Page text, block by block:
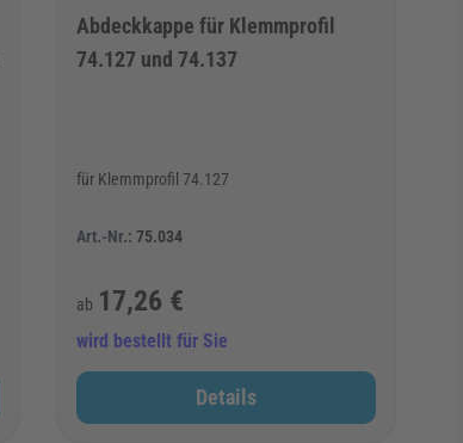
Abdeckkappe für Klemmprofil
74.127 und 74.137
für Klemmprofil 74.127
Art.-Nr.: 75.034
ab 17,26 €
wird bestellt für Sie
Details